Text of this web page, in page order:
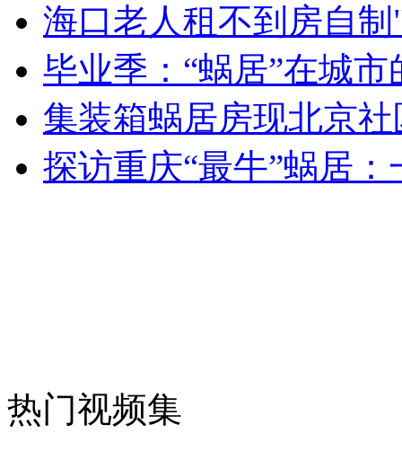
外交部：反对强权政治霸凌主义
外交部：有关国家言论片面不公正
安徽一实载49人客车翻车
海口老人租不到房自
毕业季：“蜗居”在城
集装箱蜗居房现北京
探访重庆“最牛”蜗居：
热门视频集